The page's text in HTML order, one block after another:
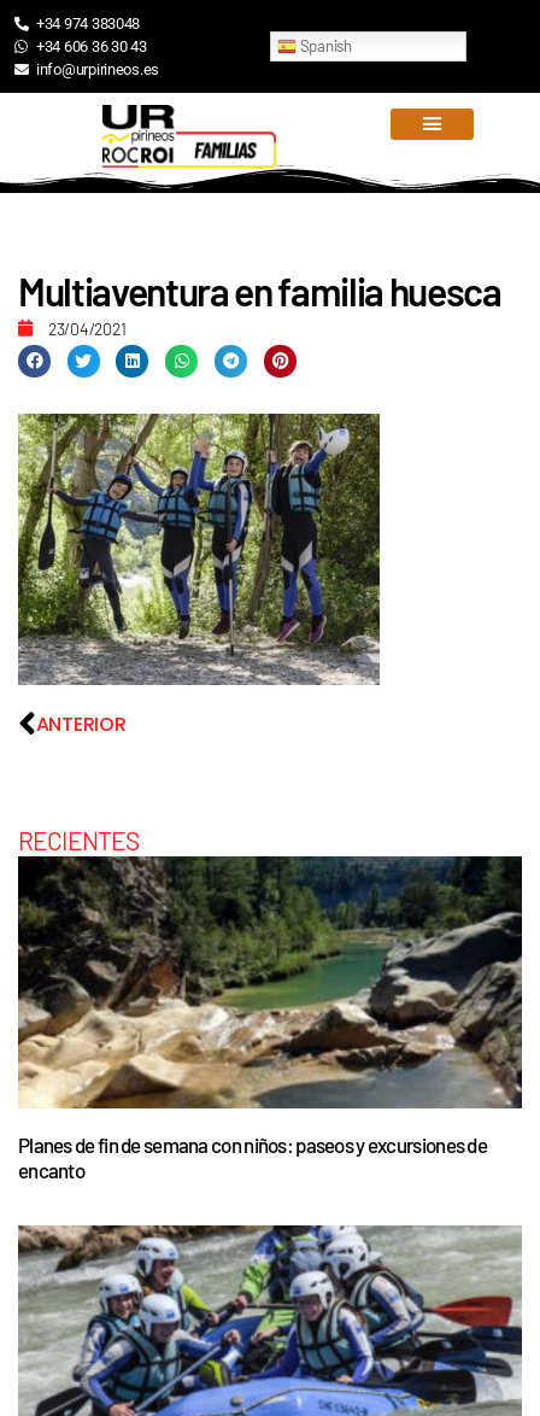
+34 974 383048
+34 606 36 30 43
info@urpirineos.es
Spanish
Multiaventura en familia huesca
23/04/2021
ANTERIOR
RECIENTES
Planes de fin de semana con niños: paseos y excursiones de
encanto